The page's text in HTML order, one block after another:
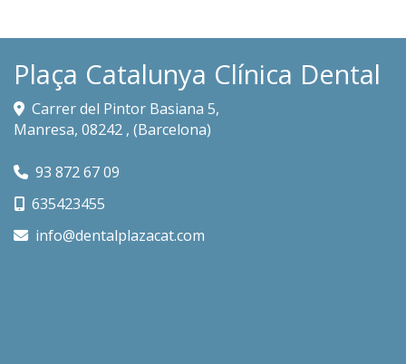
Plaça Catalunya Clínica Dental
Carrer del Pintor Basiana 5,
Manresa, 08242 , (Barcelona)
93 872 67 09
635423455
info
dentalplazacat.com